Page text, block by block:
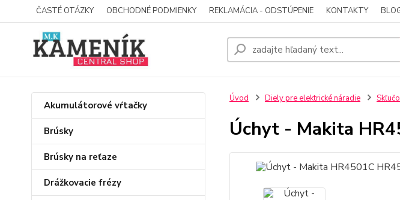
ČASTÉ OTÁZKY OBCHODNÉ PODMIENKY REKLAMÁCIA - ODSTÚPENIE KONTAKTY
Akumulátorové vŕtačky
Brúsky
Brúsky na reťaze
Drážkovacie frézy
Úvod Diely pre elektrické náradie
Úchyt - Makita